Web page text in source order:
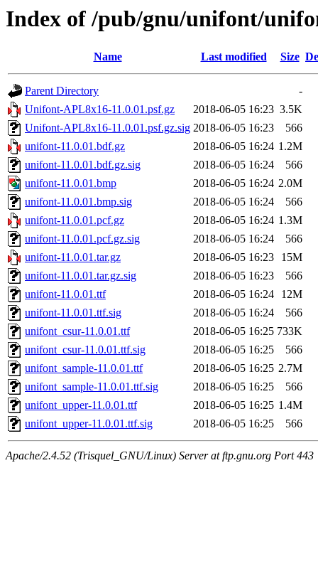
Index of /pub/gnu/unifont/
Name Last modified Size
Parent Directory
-
Unifont-APL8x16-11.0.01.psf.gz
2018-06-05 16:23 3.5K
Unifont-APL8x16-11.0.01.psf.gz.sig 2018-06-05 16:23
566
unifont-11.0.01.bdf.gz
2018-06-05 16:24 1.2M
unifont-11.0.01.bdf.gz.sig
2018-06-05 16:24
566
unifont-11.0.01.bmp
2018-06-05 16:24 2.0M
unifont-11.0.01.bmp.sig
2018-06-05 16:24
566
unifont-11.0.01.pcf.gz
2018-06-05 16:24 1.3M
unifont-11.0.01.pcf.gz.sig
2018-06-05 16:24
566
unifont-11.0.01.tar.gz
2018-06-05 16:23
15M
unifont-11.0.01.tar.gz.sig
2018-06-05 16:23
566
unifont-11.0.01.ttf
2018-06-05 16:24
12M
unifont-11.0.01.ttf.sig
2018-06-05 16:24
566
unifont_csur-11.0.01.ttf
2018-06-05 16:25 733K
unifont_csur-11.0.01.ttf.sig
2018-06-05 16:25
566
unifont_sample-11.0.01.ttf
2018-06-05 16:25 2.7M
unifont_sample-11.0.01.ttf.sig
2018-06-05 16:25
566
unifont_upper-11.0.01.ttf
2018-06-05 16:25 1.4M
unifont_upper-11.0.01.ttf.sig
2018-06-05 16:25 566
Apache/2.4.52 (Trisquel_GNU/Linux) Server at ftp.gnu.org Port 443